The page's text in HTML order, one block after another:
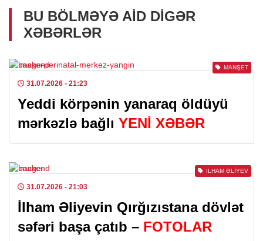
BU BÖLMƏYƏ AID DIGƏR
XƏBƏRLƏR
MANŞET
31.07.2026 - 21:23
Yeddi körpənin yanaraq öldüyü
mərkəzlə bağlı YENİ XƏBƏR
İLHAM ƏLIYEV
31.07.2026 - 21:03
İlham Əliyevin Qırğızıstana dövlət
səfəri başa çatıb – FOTOLAR